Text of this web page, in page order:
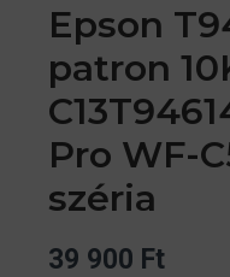
Epson
patron
Pro WF-
széria
39 900 Ft